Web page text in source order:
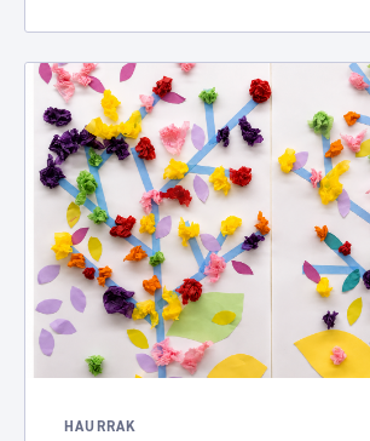
HAURRAK